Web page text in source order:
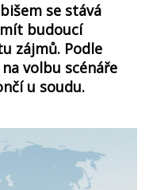
se stává
budoucí
zájmů. Podle
volbu scénáře
u soudu.